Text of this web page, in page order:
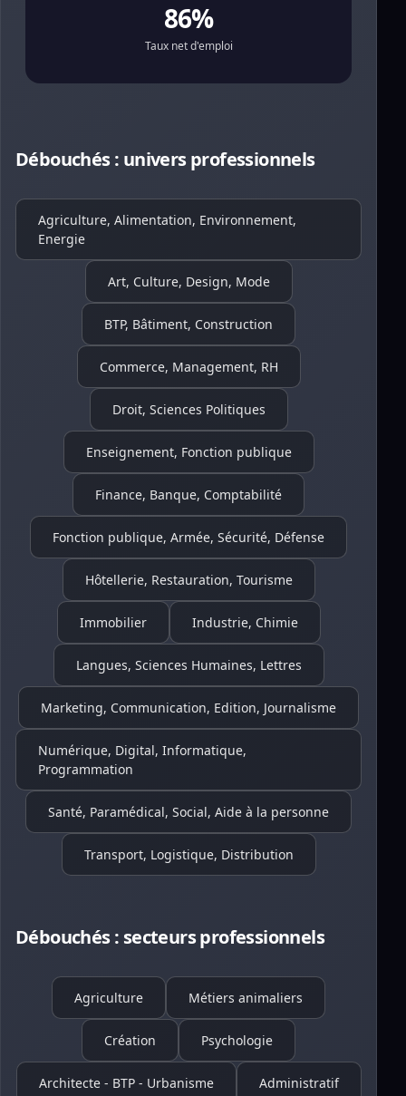
86%
Taux net d'emploi
Débouchés : univers professionnels
Agriculture, Alimentation, Environnement,
Energie
Art, Culture, Design, Mode
BTP, Bâtiment, Construction
Commerce, Management, RH
Droit, Sciences Politiques
Enseignement, Fonction publique
Finance, Banque, Comptabilité
Fonction publique, Armée, Sécurité, Défense
Hôtellerie, Restauration, Tourisme
Immobilier Industrie, Chimie
Langues, Sciences Humaines, Lettres
Marketing, Communication, Edition, Journalisme
Numérique, Digital, Informatique,
Programmation
Santé, Paramédical, Social, Aide à la personne
Transport, Logistique, Distribution
Débouchés : secteurs professionnels
Agriculture Métiers animaliers
Création Psychologie
Architecte - BTP - Urbanisme Administratif